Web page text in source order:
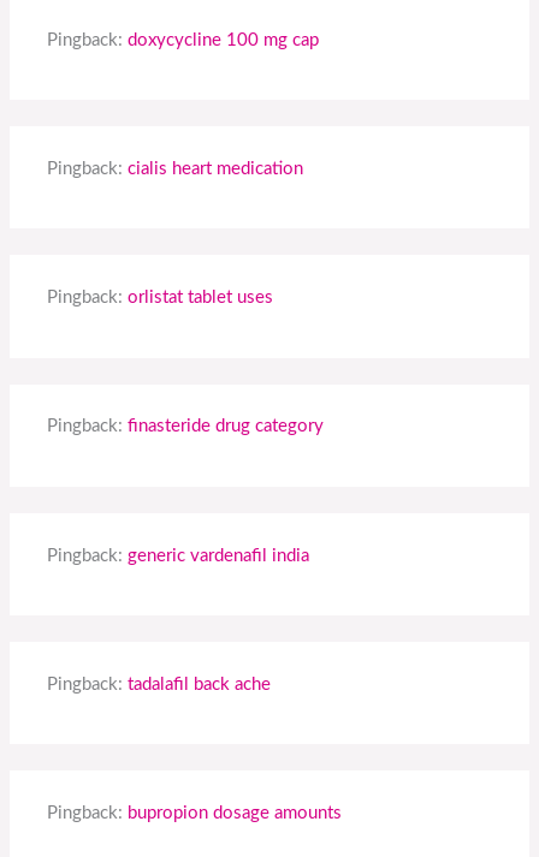
Pingback:doxycycline 100 mg cap
Pingback:cialis heart medication
Pingback:orlistat tablet uses
Pingback:finasteride drug category
Pingback:generic vardenafil india
Pingback:tadalafil back ache
Pingback: bupropion dosage amounts